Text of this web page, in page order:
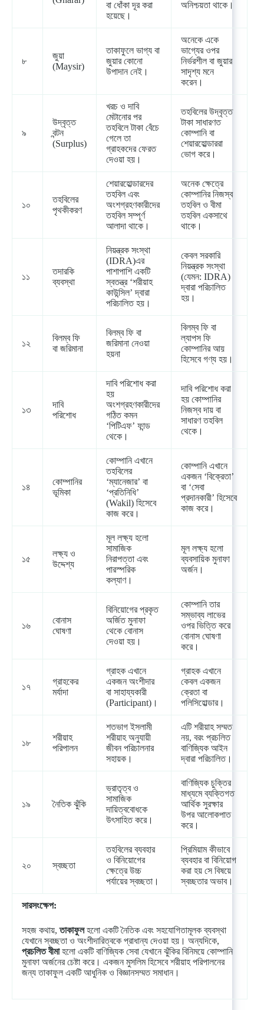
বা ধোঁকা দূর করা
হয়েছে।
অনিশ্চয়তা থাকে।
৮
জুয়া
(Maysir)
তাকাফুলে ভাগ্য বা
জুয়ার কোনো
উপাদান নেই।
অনেকে একে
ভাগ্যের ওপর
নির্ভরশীল বা জুয়ার
সাদৃশ্য মনে
করেন।
৯
উদ্বৃত্ত
বন্টন
(Surplus)
খরচ ও দাবি
মেটানোর পর
তহবিলে টাকা বেঁচে
গেলে তা
গ্রাহকদের ফেরত
দেওয়া হয়।
তহবিলের উদ্বৃত্ত
টাকা সাধারণত
কোম্পানি বা
শেয়ারহোল্ডাররা
ভোগ করে।
১০
তহবিলের
পৃথকীকরণ
শেয়ারহোল্ডারদের
তহবিল এবং
অংশগ্রহণকারীদের
তহবিল সম্পূর্ণ
আলাদা থাকে।
অনেক ক্ষেত্রে
কোম্পানির নিজস্ব
তহবিল ও বীমা
তহবিল একসাথে
থাকে।
১১
তদারকি
ব্যবস্থা
নিয়ন্ত্রক সংস্থা
(IDRA)এর
পাশাপাশি একটি
স্বতন্ত্র ‘শরীয়াহ
কাউন্সিল’ দ্বারা
পরিচালিত হয়।
কেবল সরকারি
নিয়ন্ত্রক সংস্থা
(যেমন: IDRA)
দ্বারা পরিচালিত
হয়।
১২
বিলম্ব ফি
বা জরিমানা
বিলম্ব ফি বা
জরিমানা নেওয়া
হয়না
বিলম্ব ফি বা
ল্যাপস ফি
কোম্পানির আয়
হিসেবে গণ্য হয়।
১৩
দাবি
পরিশোধ
দাবি পরিশোধ করা
হয়
অংশগ্রহণকারীদের
গঠিত কমন
‘পিটিএফ’ ফান্ড
থেকে।
দাবি পরিশোধ করা
হয় কোম্পানির
নিজস্ব দায় বা
সাধারণ তহবিল
থেকে।
১৪
কোম্পানির
ভূমিকা
কোম্পানি এখানে
তহবিলের
‘ম্যানেজার’ বা
‘প্রতিনিধি’
(Wakil) হিসেবে
কাজ করে।
কোম্পানি এখানে
একজন ‘বিক্রেতা’
বা ‘সেবা
প্রদানকারী’ হিসেবে
কাজ করে।
১৫
লক্ষ্য ও
উদ্দেশ্য
মূল লক্ষ্য হলো
সামাজিক
নিরাপত্তা এবং
পারস্পরিক
কল্যাণ।
মূল লক্ষ্য হলো
ব্যবসায়িক মুনাফা
অর্জন।
১৬
বোনাস
ঘোষণা
বিনিয়োগের প্রকৃত
অর্জিত মুনাফা
থেকে বোনাস
দেওয়া হয়।
কোম্পানি তার
সম্ভাব্য লাভের
ওপর ভিত্তি করে
বোনাস ঘোষণা
করে।
১৭
গ্রাহকের
মর্যাদা
গ্রাহক এখানে
একজন অংশীদার
বা সাহায্যকারী
(Participant)।
গ্রাহক এখানে
কেবল একজন
ক্রেতা বা
পলিসিহোল্ডার।
১৮
শরীয়াহ
পরিপালন
শতভাগ ইসলামী
শরীয়াহ অনুযায়ী
জীবন পরিচালনার
সহায়ক।
এটি শরীয়াহ সম্মত
নয়, বরং প্রচলিত
বাণিজ্যিক আইন
দ্বারা পরিচালিত।
১৯ নৈতিক ঝুঁকি
ভ্রাতৃত্ব ও
সামাজিক
দায়িত্ববোধকে
উৎসাহিত করে।
বাণিজ্যিক চুক্তির
মাধ্যমে ব্যক্তিগত
আর্থিক সুরক্ষার
উপর আলোকপাত
করে।
২০ স্বচ্ছতা
তহবিলের ব্যবহার
ও বিনিয়োগের
ক্ষেত্রে উচ্চ
পর্যায়ের স্বচ্ছতা।
প্রিমিয়াম কীভাবে
ব্যবহার বা বিনিয়োগ
করা হয় সে বিষয়ে
স্বচ্ছতার অভাব।
সারসংক্ষেপ:
সহজ কথায়,তাকাফুলহলো একটি নৈতিক এবং সহযোগিতামূলক ব্যবস্থা
যেখানে স্বচ্ছতা ও অংশীদারিত্বকে প্রাধান্য দেওয়া হয়। অন্যদিকে,
প্রচলিত বীমাহলো একটি বাণিজ্যিক সেবা যেখানে ঝুঁকির বিনিময়ে কোম্পানি
মুনাফা অর্জনের চেষ্টা করে। একজন মুসলিম হিসেবে শরীয়াহ পরিপালনের
জন্য তাকাফুল একটি আধুনিক ও বিজ্ঞানসম্মত সমাধান।